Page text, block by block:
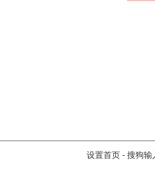
设置首页 - 搜狗输